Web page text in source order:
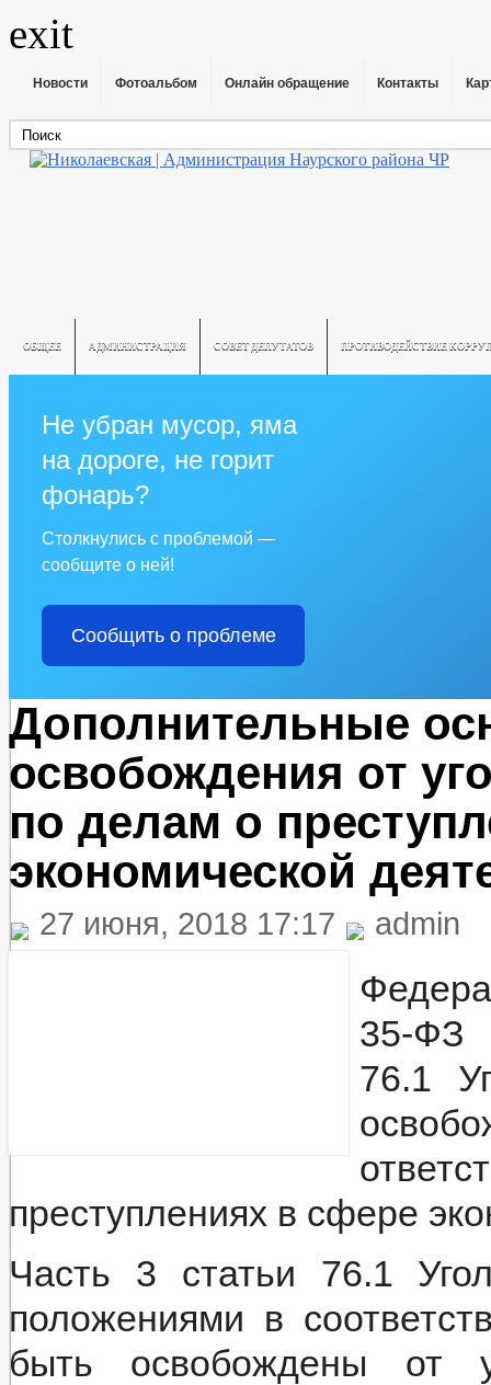
exit
Новости Фотоальбом Онлайн обращение Контакты
ОБЩЕЕ АДМИНИСТРАЦИЯ СОВЕТ ДЕПУТАТОВ ПРОТИВОДЕЙСТВИЕ
Не убран мусор, яма
на дороге, не горит
фонарь?
Столкнулись с проблемой —
сообщите о ней!
Сообщить о проблеме
Дополнительные
освобождения от
по делам о
экономической
27 июня, 2018 17:17 admin
35-ФЗ
76.1
преступлениях в сфере
Часть 3 статьи 76.1
положениями в
быть освобождены от